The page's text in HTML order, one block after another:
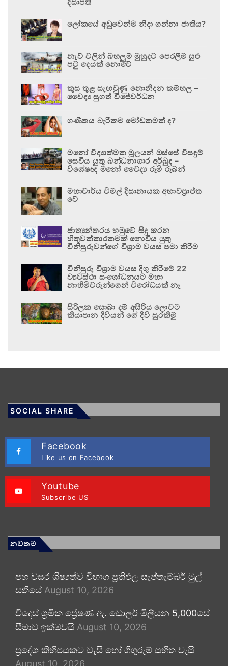
ලෝකයේ අඩුවෙන්ම නිදා ගන්නා ජාතිය?
නැව් වලින් බහලුම් මුහුදට පෙරලීම සුළු
පටු දෙයක් නොවේ
කුස තුළ සැඟවුණු නොනිදන කම්හල –
වෛද්‍ය සුගත් විජේවර්ධන
ගණිතය බැරිකම මෝඩකමක් ද?
මනෝ විද්‍යාත්මක මූලයන් ඔස්සේ විසඳුම්
සෙවිය යුතු බන්ධනාගාර අර්බුද –
විශේෂඥ මනෝ වෛද්‍ය රූමි රූබන්
මහාචාර්ය විමල් දිසානායක අභාවප්‍රාප්ත
වේ
ජාත්‍යන්තරය හමුවේ සිදු කරන
හිතුවක්කාරකමක් නොවිය යුතු
විනිසුරුවන්ගේ විශ්‍රාම වයස පමා කිරීම
විනිසුරු විශ්‍රාම වයස දිගු කිරීමේ 22
ව්‍යවස්ථා සංශෝධනයට මහා
නාහිමිවරුන්ගෙන් විරෝධයක් නෑ
සිරිලක සොබා දම් අසිරිය ලොවට
කියාපාන දිවියන් ගේ දිවි සුරකිමු
SOCIAL SHARE
Facebook
Like us on Facebook
Youtube
Subscribe US
නවතම
පහ වසර ශිෂ්‍යත්ව විභාග ප්‍රතිඵල සැප්තැම්බර් මුල්
සතියේ August 10, 2026
විදෙස් ශ්‍රමික ප්‍රේෂණ ඇ. ඩොලර් මිලියන 5,000සේ
සීමාව ඉක්මවයි August 10, 2026
ප්‍රදේශ කිහිපයකට වැසි හෝ ගිගුරුම් සහිත වැසි
August 10, 2026